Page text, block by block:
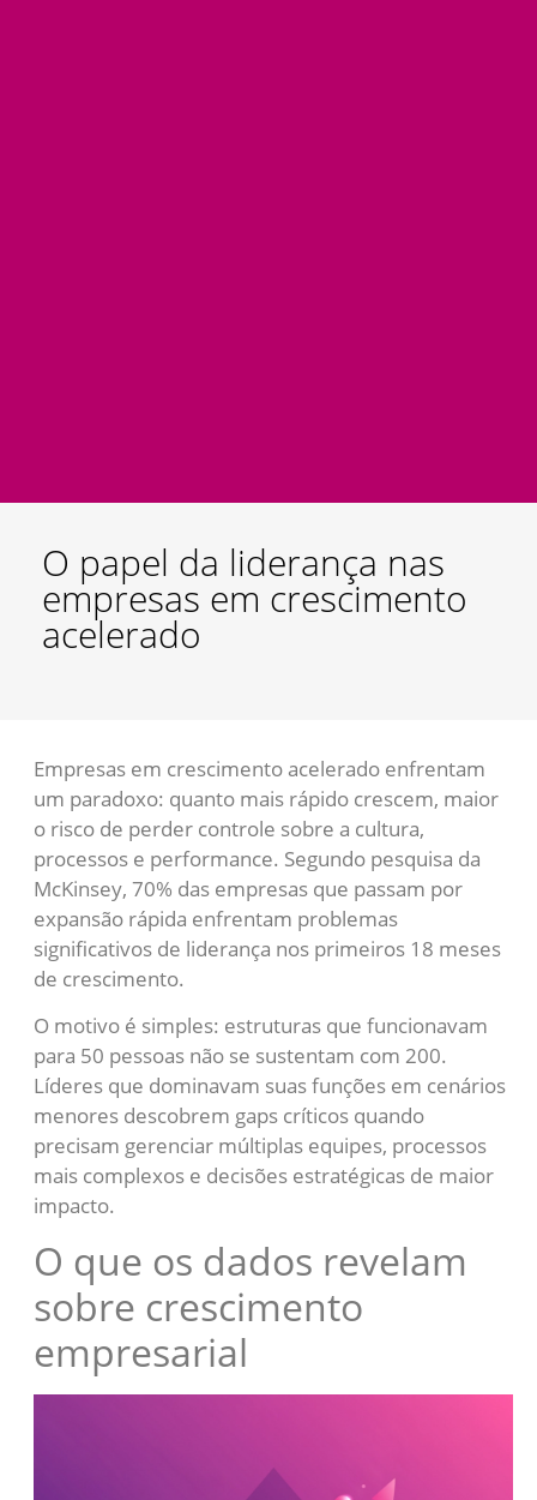
O papel da liderança nas
empresas em crescimento
acelerado
Empresas em crescimento acelerado enfrentam
um paradoxo: quanto mais rápido crescem, maior
o risco de perder controle sobre a cultura,
processos e performance. Segundo pesquisa da
McKinsey, 70% das empresas que passam por
expansão rápida enfrentam problemas
significativos de liderança nos primeiros 18 meses
de crescimento.
O motivo é simples: estruturas que funcionavam
para 50 pessoas não se sustentam com 200.
Líderes que dominavam suas funções em cenários
menores descobrem gaps críticos quando
precisam gerenciar múltiplas equipes, processos
mais complexos e decisões estratégicas de maior
impacto.
O que os dados revelam
sobre crescimento
empresarial